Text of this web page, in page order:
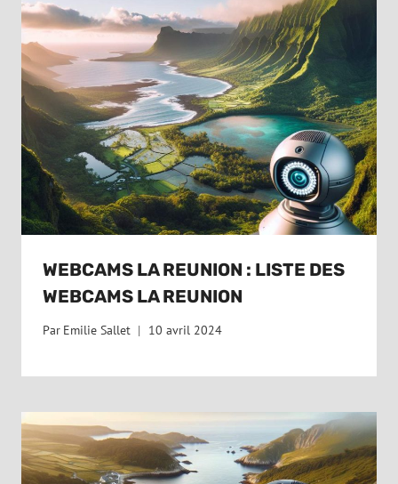
WEBCAMS LA REUNION : LISTE DES
WEBCAMS LA REUNION
Par Emilie Sallet 10 avril 2024